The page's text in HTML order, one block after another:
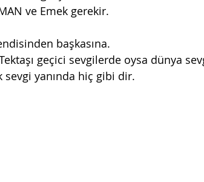
ve Emek gerekir.
başkasına.
yanında hiç gibi dir.